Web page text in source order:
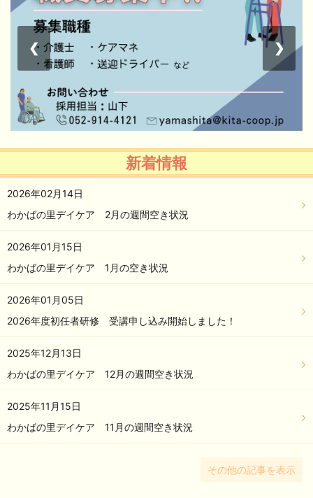
❮ ❯
新着情報
2026年02月14日
わかばの里デイケア 2月の週間空き状況
2026年01月15日
わかばの里デイケア 1月の空き状況
2026年01月05日
2026年度初任者研修 受講申し込み開始しました！
2025年12月13日
わかばの里デイケア 12月の週間空き状況
2025年11月15日
わかばの里デイケア 11月の週間空き状況
その他の記事を表示